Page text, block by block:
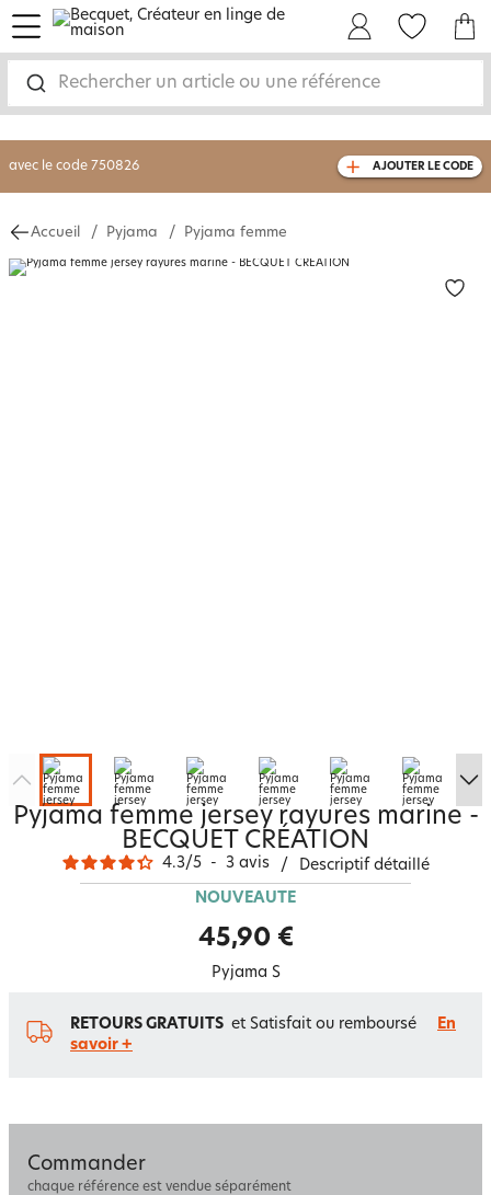
Rechercher un article ou une référence
menu
-30% sur votre commandedès 2 articles
livraison GRATUITEdès 110€ d'achat
avec le code 750826 AJOUTER LE CODE
Accueil Pyjama Pyjama femme
Pyjama femme jersey rayures marine -
BECQUET CRÉATION
4.3/5 - 3 avis / Descriptif détaillé
NOUVEAUTÉ
45,90 €
Pyjama S
RETOURS GRATUITS et Satisfait ou remboursé
En
savoir +
Commander
chaque référence est vendue séparément